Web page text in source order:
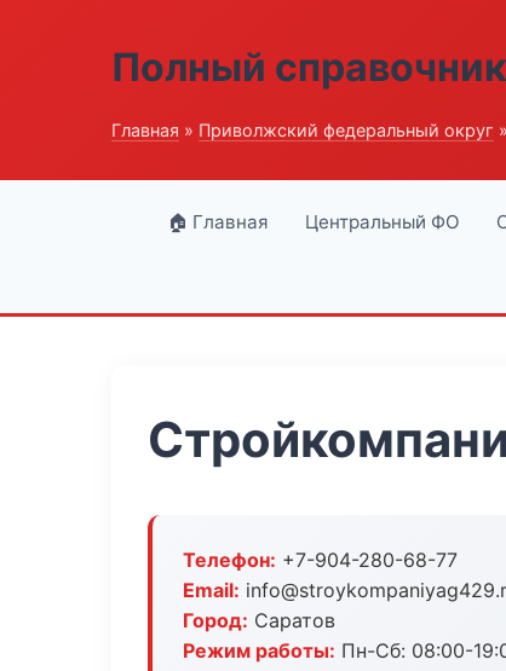
Полный
Главная » Приволжский федеральный округ
🏠 Главная Центральный ФО
Телефон: +7-904-280-68-77
Email:
Город: Саратов
Режим работы: Пн-Сб: 08:00-